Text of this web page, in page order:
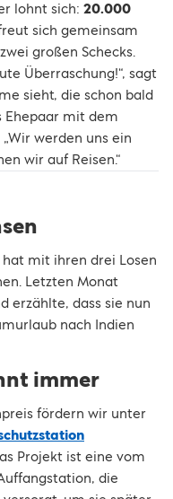
lohnt sich: 20.000
sich gemeinsam
großen Schecks.
Überraschung!“, sagt
sieht, die schon bald
Ehepaar mit dem
werden uns ein
wir auf Reisen.“
hat mit ihren drei Losen
Letzten Monat
erzählte, dass sie nun
nach Indien
immer
fördern wir unter
Projekt ist eine vom
die